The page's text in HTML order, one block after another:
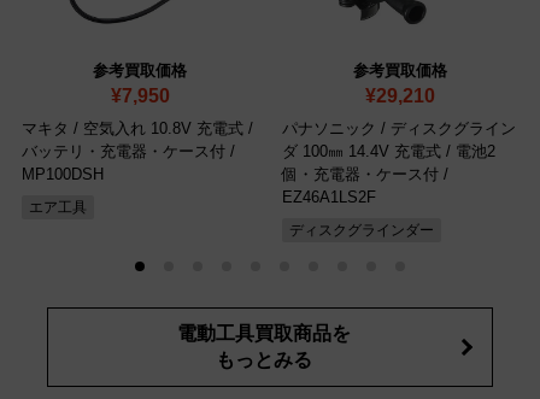
参考買取価格
¥7,950
マキタ / 空気入れ 10.8V 充電式 /
バッテリ・充電器・ケース付 /
MP100DSH
エア工具
参考買取価格
¥29,210
パナソニック / ディスクグライン
ダ 100㎜ 14.4V 充電式 / 電池2
個・充電器・ケース付 /
EZ46A1LS2F
ディスクグラインダー
電動工具買取商品を
もっとみる